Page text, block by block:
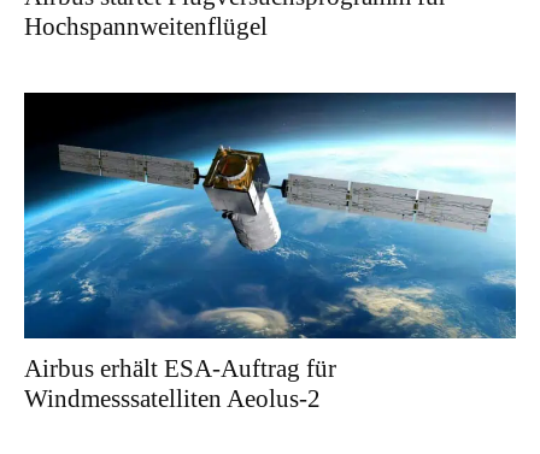
Hochspannweitenflügel
Airbus erhält ESA-Auftrag für
Windmesssatelliten Aeolus-2